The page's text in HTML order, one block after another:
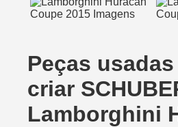
Peças
criar
Lamborghini